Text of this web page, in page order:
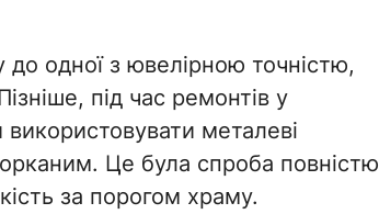
одної з ювелірною точністю,
під час ремонтів у
металеві
Це була спроба повністю
за порогом храму.